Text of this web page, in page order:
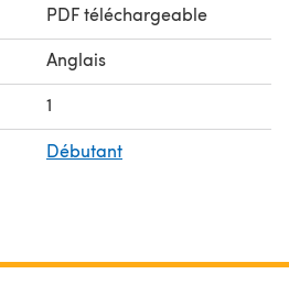
PDF téléchargeable
Anglais
1
Débutant